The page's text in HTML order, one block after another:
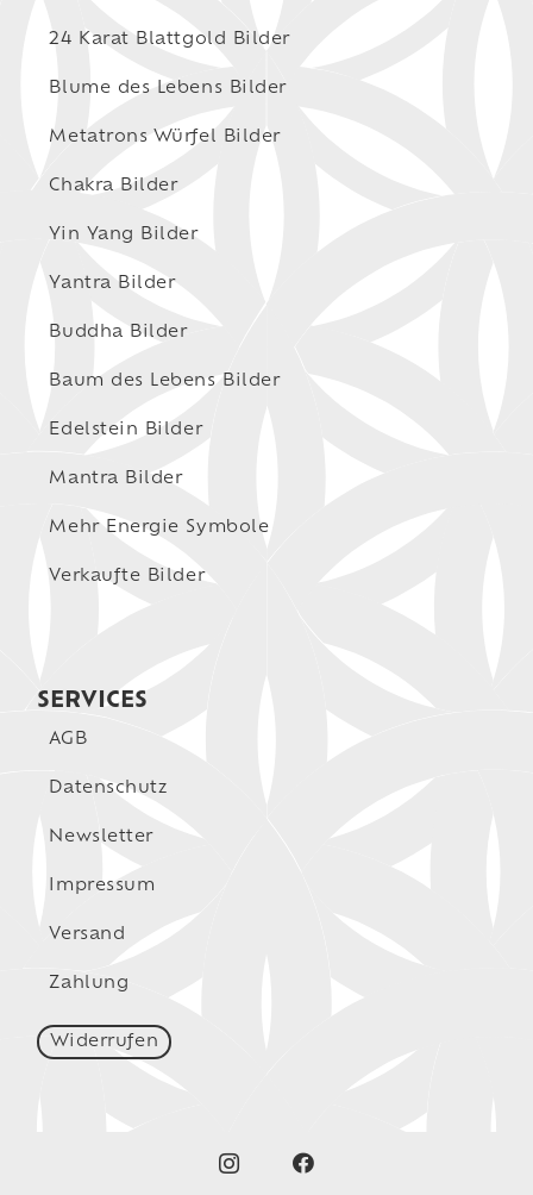
24 Karat Blattgold Bilder
Blume des Lebens Bilder
Metatrons Würfel Bilder
Chakra Bilder
Yin Yang Bilder
Yantra Bilder
Buddha Bilder
Baum des Lebens Bilder
Edelstein Bilder
Mantra Bilder
Mehr Energie Symbole
Verkaufte Bilder
SERVICES
AGB
Datenschutz
Newsletter
Impressum
Versand
Zahlung
Widerrufen